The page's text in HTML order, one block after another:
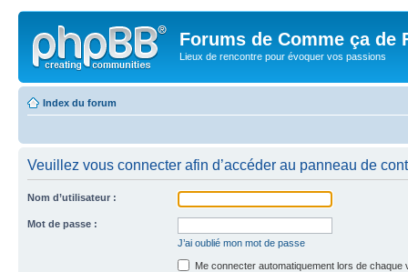
Forums de Comme ça de
Lieux de rencontre pour évoquer vos passions
Index du forum
Veuillez vous connecter afin d’accéder au panneau de
Nom d’utilisateur :
Mot de passe :
J’ai oublié mon mot de passe
Me connecter automatiquement lors de chaque